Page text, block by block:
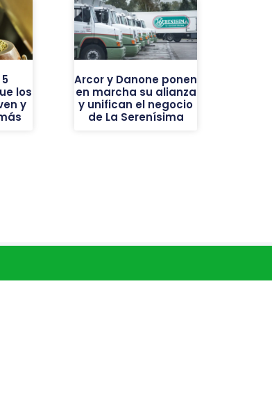
los
y
Arcor y Danone ponen
en marcha su alianza
y unifican el negocio
de La Serenísima